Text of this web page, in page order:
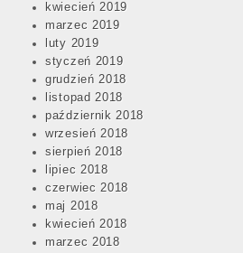
kwiecień 2019
marzec 2019
luty 2019
styczeń 2019
grudzień 2018
listopad 2018
październik 2018
wrzesień 2018
sierpień 2018
lipiec 2018
czerwiec 2018
maj 2018
kwiecień 2018
marzec 2018